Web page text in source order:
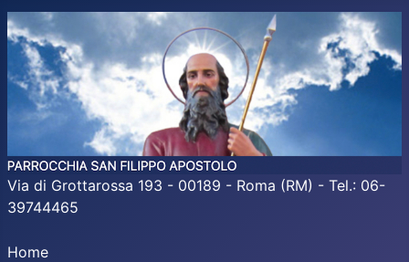
Via di Grottarossa 193 - 00189 - Roma (RM) - Tel.: 06-
39744465
Home